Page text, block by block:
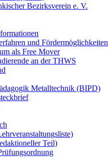
Bezirksverein e. V.
und Fördermöglichkeiten
als Free Mover
an der THWS
Metalltechnik (BIPD)
Teil)